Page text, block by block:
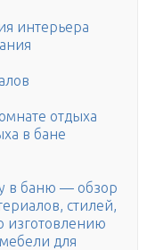
интерьера
отдыха
в бане
в баню — обзор
стилей,
изготовлению
для